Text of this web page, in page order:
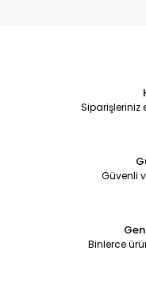
Siparişleriniz
Güvenli
Binlerce